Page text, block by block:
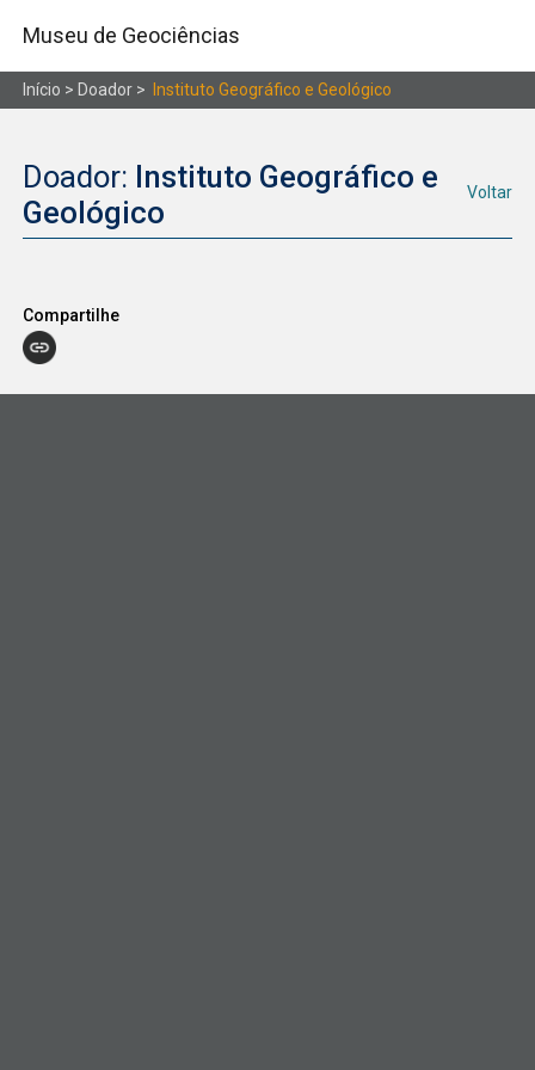
Museu de Geociências
Início > Doador > Instituto Geográfico e Geológico
Doador: Instituto Geográfico e
Geológico
Voltar
Compartilhe